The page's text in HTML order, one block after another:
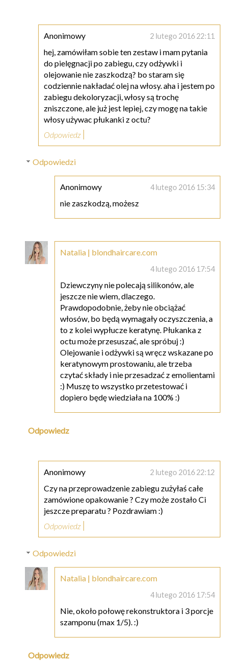
Anonimowy 2 lutego 2016 22:11
hej, zamówiłam sobie ten zestaw i mam pytania
do pielęgnacji po zabiegu, czy odżywki i
olejowanie nie zaszkodzą? bo staram się
codziennie nakładać olej na włosy. aha i jestem po
zabiegu dekoloryzacji, włosy są trochę
zniszczone, ale już jest lepiej, czy mogę na takie
włosy używac płukanki z octu?
Odpowiedz
Odpowiedzi
Anonimowy 4 lutego 2016 15:34
nie zaszkodzą, możesz
Natalia | blondhaircare.com
4 lutego 2016 17:54
Dziewczyny nie polecają silikonów, ale
jeszcze nie wiem, dlaczego.
Prawdopodobnie, żeby nie obciążać
włosów, bo będą wymagały oczyszczenia, a
to z kolei wypłucze keratynę. Płukanka z
octu może przesuszać, ale spróbuj :)
Olejowanie i odżywki są wręcz wskazane po
keratynowym prostowaniu, ale trzeba
czytać składy i nie przesadzać z emolientami
:) Muszę to wszystko przetestować i
dopiero będę wiedziała na 100% :)
Odpowiedz
Anonimowy 2 lutego 2016 22:12
Czy na przeprowadzenie zabiegu zużyłaś całe
zamówione opakowanie ? Czy może zostało Ci
jeszcze preparatu ? Pozdrawiam :)
Odpowiedz
Odpowiedzi
Natalia | blondhaircare.com
4 lutego 2016 17:54
Nie, około połowę rekonstruktora i 3 porcje
szamponu (max 1/5). :)
Odpowiedz